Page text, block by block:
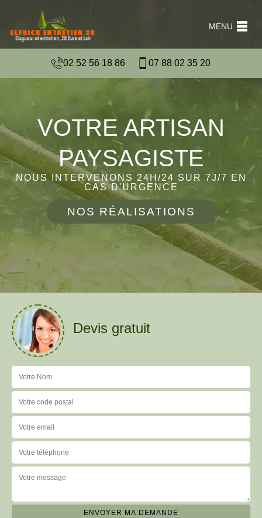
MENU
02 52 56 18 86 07 88 02 35 20
VOTRE ARTISAN
PAYSAGISTE
NOUS INTERVENONS 24H/24 SUR 7J/7 EN
CAS D'URGENCE
NOS RÉALISATIONS
Devis gratuit